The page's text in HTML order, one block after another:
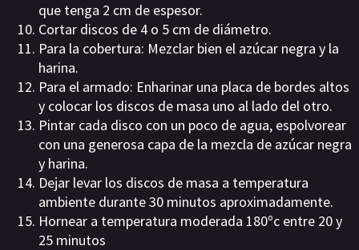
que tenga 2 cm de espesor.
Cortar discos de 4 o 5 cm de diámetro.
Para la cobertura: Mezclar bien el azúcar negra y la
harina.
Para el armado: Enharinar una placa de bordes altos
y colocar los discos de masa uno al lado del otro.
Pintar cada disco con un poco de agua, espolvorear
con una generosa capa de la mezcla de azúcar negra
y harina.
Dejar levar los discos de masa a temperatura
ambiente durante 30 minutos aproximadamente.
Hornear a temperatura moderada 180ºc entre 20 y
25 minutos